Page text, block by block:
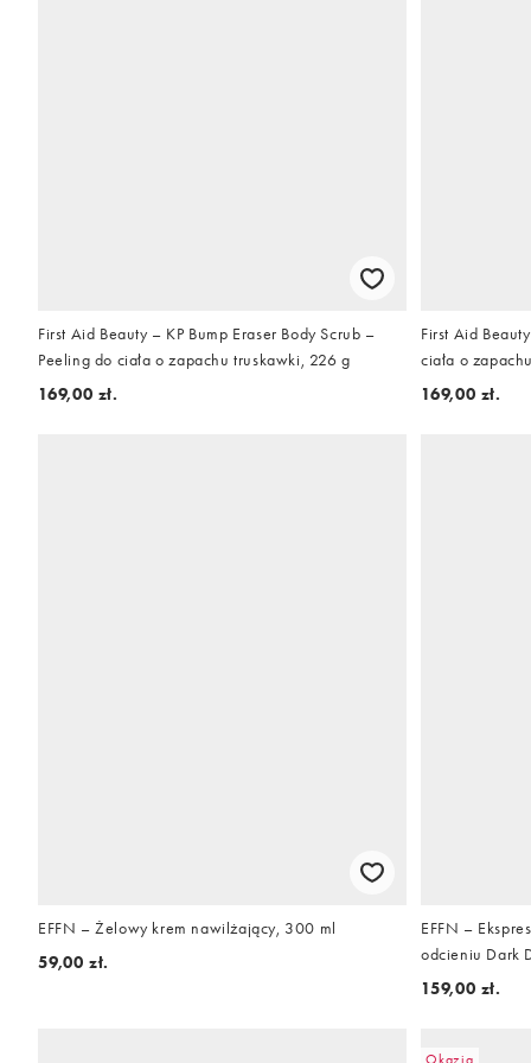
First Aid Beauty – KP Bump Eraser Body Scrub –
Peeling do ciała o zapachu truskawki, 226 g
169,00 zł.
First Aid
ciała o
169,00 zł.
EFFN – Żelowy krem nawilżający, 300 ml
59,00 zł.
EFFN –
odcieniu Dark
159,00 zł.
Okazja